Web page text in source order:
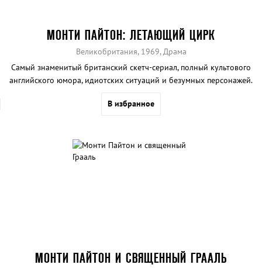
МОНТИ ПАЙТОН: ЛЕТАЮЩИЙ ЦИРК
Великобритания, 1969, Драма
Самый знаменитый британский скетч-сериал, полный культового
английского юмора, идиотских ситуаций и безумных персонажей.
В избранное
МОНТИ ПАЙТОН И СВЯЩЕННЫЙ ГРААЛЬ